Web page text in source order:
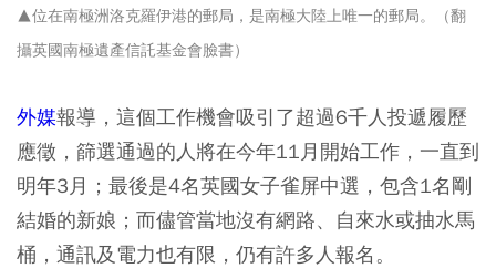
▲位在南極洲洛克羅伊港的郵局，是南極大陸上唯一的郵局。（翻
攝英國南極遺產信託基金會臉書）
外媒報導，這個工作機會吸引了超過6千人投遞履歷
應徵，篩選通過的人將在今年11月開始工作，一直到
明年3月；最後是4名英國女子雀屏中選，包含1名剛
結婚的新娘；而儘管當地沒有網路、自來水或抽水馬
桶，通訊及電力也有限，仍有許多人報名。